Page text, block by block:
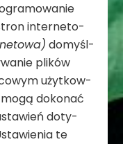
inter­ne­to­
domyśl­
pli­ków
użyt­kow­
doko­nać
doty­
te